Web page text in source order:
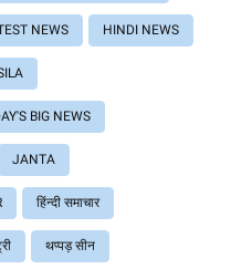
NEWS HINDI NEWS
BIG NEWS
JANTA
हिंन्दी समाचार
थप्पड़ सीन